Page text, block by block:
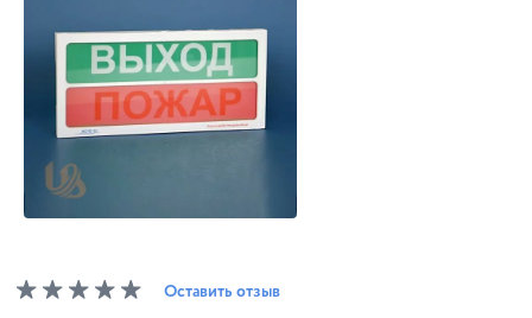
Оставить отзыв